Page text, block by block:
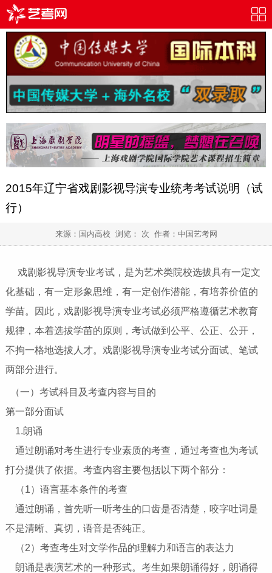
2015年辽宁省戏剧影视导演专业统考考试说明（试
行）
来源：国内高校 浏览： 次 作者： 中国艺考网
戏剧影视导演专业考试，是为艺术类院校选拔具有一定文
化基础，有一定形象思维，有一定创作潜能，有培养价值的
学苗。因此，戏剧影视导演专业考试必须严格遵循艺术教育
规律，本着选拔学苗的原则，考试做到公平、公正、公开，
不拘一格地选拔人才。戏剧影视导演专业考试分面试、笔试
两部分进行。
（一）考试科目及考查内容与目的
第一部分面试
1.朗诵
通过朗诵对考生进行专业素质的考查，通过考查也为考试
打分提供了依据。考查内容主要包括以下两个部分：
（1）语言基本条件的考查
通过朗诵，首先听一听考生的口齿是否清楚，咬字吐词是
不是清晰、真切，语音是否纯正。
（2）考查考生对文学作品的理解力和语言的表达力
朗诵是表演艺术的一种形式。考生如果朗诵得好，朗诵得